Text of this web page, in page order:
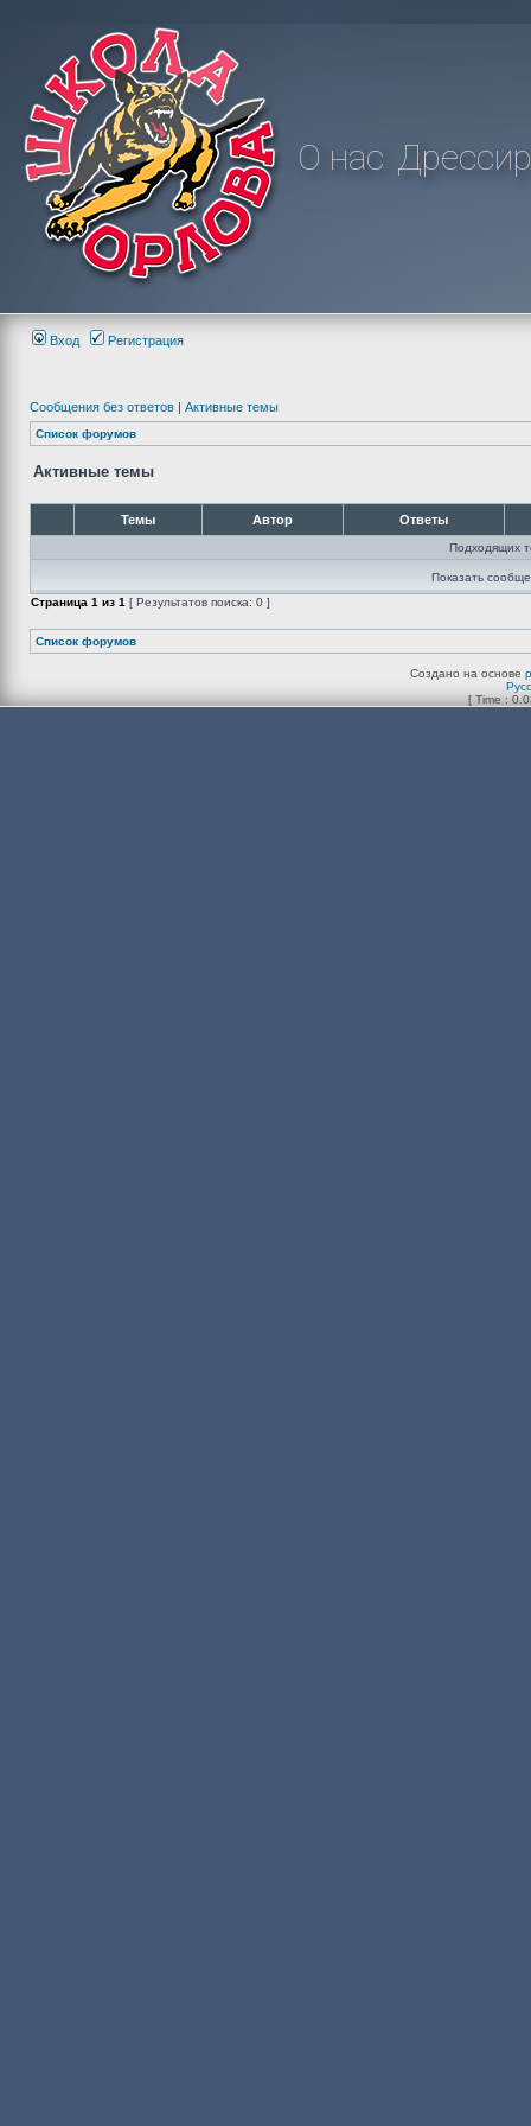
О нас
Вход Регистрация
Сообщения без ответов | Активные темы
Список форумов
Активные темы
Темы Автор Ответы
Подходящих
Показать
Страница 1 из 1 [ Результатов поиска: 0 ]
Список форумов
Создано на основе
[ Time :